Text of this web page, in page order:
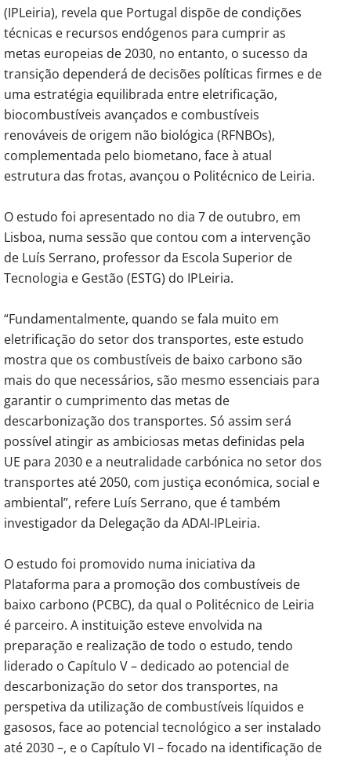
(IPLeiria), revela que Portugal dispõe de condições
técnicas e recursos endógenos para cumprir as
metas europeias de 2030, no entanto, o sucesso da
transição dependerá de decisões políticas firmes e de
uma estratégia equilibrada entre eletrificação,
biocombustíveis avançados e combustíveis
renováveis de origem não biológica (RFNBOs),
complementada pelo biometano, face à atual
estrutura das frotas, avançou o Politécnico de Leiria.
O estudo foi apresentado no dia 7 de outubro, em
Lisboa, numa sessão que contou com a intervenção
de Luís Serrano, professor da Escola Superior de
Tecnologia e Gestão (ESTG) do IPLeiria.
“Fundamentalmente, quando se fala muito em
eletrificação do setor dos transportes, este estudo
mostra que os combustíveis de baixo carbono são
mais do que necessários, são mesmo essenciais para
garantir o cumprimento das metas de
descarbonização dos transportes. Só assim será
possível atingir as ambiciosas metas definidas pela
UE para 2030 e a neutralidade carbónica no setor dos
transportes até 2050, com justiça económica, social e
ambiental”, refere Luís Serrano, que é também
investigador da Delegação da ADAI-IPLeiria.
O estudo foi promovido numa iniciativa da
Plataforma para a promoção dos combustíveis de
baixo carbono (PCBC), da qual o Politécnico de Leiria
é parceiro. A instituição esteve envolvida na
preparação e realização de todo o estudo, tendo
liderado o Capítulo V – dedicado ao potencial de
descarbonização do setor dos transportes, na
perspetiva da utilização de combustíveis líquidos e
gasosos, face ao potencial tecnológico a ser instalado
até 2030 –, e o Capítulo VI – focado na identificação de